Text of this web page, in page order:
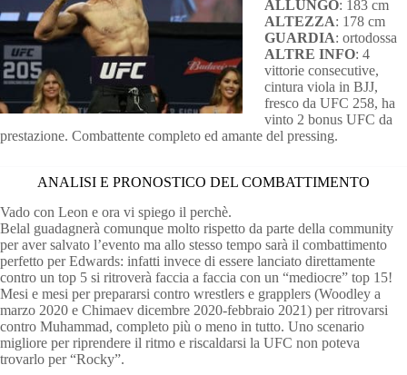
ALLUNGO: 183 cm
ALTEZZA: 178 cm
GUARDIA: ortodossa
ALTRE INFO: 4
vittorie consecutive,
cintura viola in BJJ,
fresco da UFC 258, ha
vinto 2 bonus UFC da
prestazione. Combattente completo ed amante del pressing.
ANALISI E PRONOSTICO DEL COMBATTIMENTO
Vado con Leon e ora vi spiego il perchè.
Belal guadagnerà comunque molto rispetto da parte della community
per aver salvato l’evento ma allo stesso tempo sarà il combattimento
perfetto per Edwards: infatti invece di essere lanciato direttamente
contro un top 5 si ritroverà faccia a faccia con un “mediocre” top 15!
Mesi e mesi per prepararsi contro wrestlers e grapplers (Woodley a
marzo 2020 e Chimaev dicembre 2020-febbraio 2021) per ritrovarsi
contro Muhammad, completo più o meno in tutto. Uno scenario
migliore per riprendere il ritmo e riscaldarsi la UFC non poteva
trovarlo per “Rocky”.